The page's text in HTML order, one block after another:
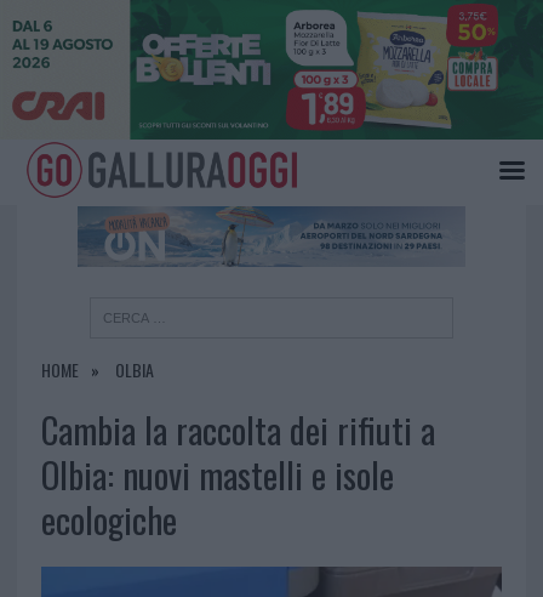
HOME OLBIA
Cambia la raccolta dei rifiuti a
Olbia: nuovi mastelli e isole
ecologiche
×